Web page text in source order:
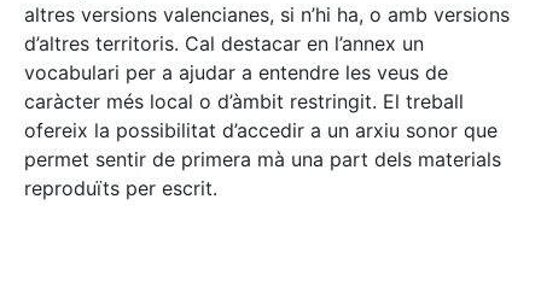
altres versions valencianes, si n’hi ha, o amb versions
d’altres territoris. Cal destacar en l’annex un
vocabulari per a ajudar a entendre les veus de
caràcter més local o d’àmbit restringit. El treball
ofereix la possibilitat d’accedir a un arxiu sonor que
permet sentir de primera mà una part dels materials
reproduïts per escrit.